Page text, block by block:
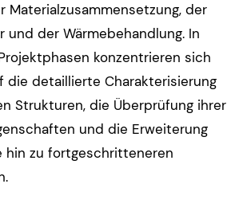
Materialzusammensetzung, der
und der Wärmebehandlung. In
konzentrieren sich
die detaillierte Charakterisierung
Strukturen, die Überprüfung ihrer
und die Erweiterung
hin zu fortgeschritteneren